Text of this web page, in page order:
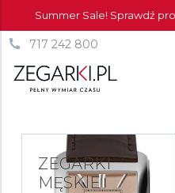
Summer Sale! Sprawdź
717 242 800
ZEGARKI
MĘSKIE